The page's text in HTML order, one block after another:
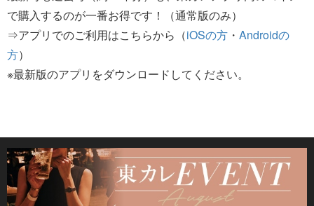
で購入するのが一番お得です！（通常版のみ）
⇒アプリでのご利用はこちらから（iOSの方 ・ Androidの
方）
※最新版のアプリをダウンロードしてください。